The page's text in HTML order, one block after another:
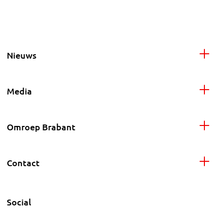
Nieuws
Media
Omroep Brabant
Contact
Social